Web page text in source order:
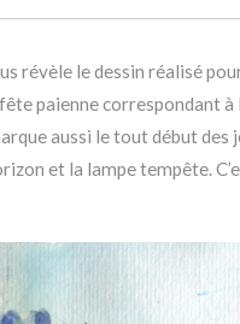
révèle le dessin réalisé
paienne correspondant
aussi le tout début
et la lampe tempête.